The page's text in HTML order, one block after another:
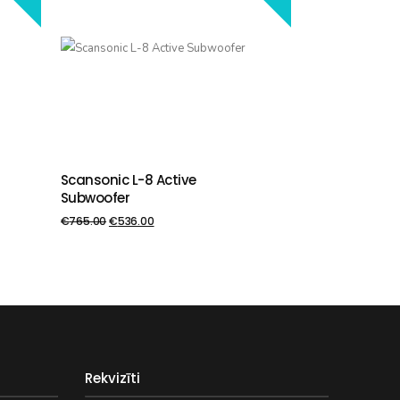
PIEVIENOT GROZAM
Scansonic L-8 Active
Subwoofer
€765.00€536.00
Rekvizīti